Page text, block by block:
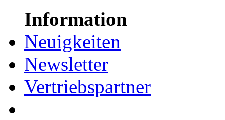
Information
Neuigkeiten
Newsletter
Vertriebspartner